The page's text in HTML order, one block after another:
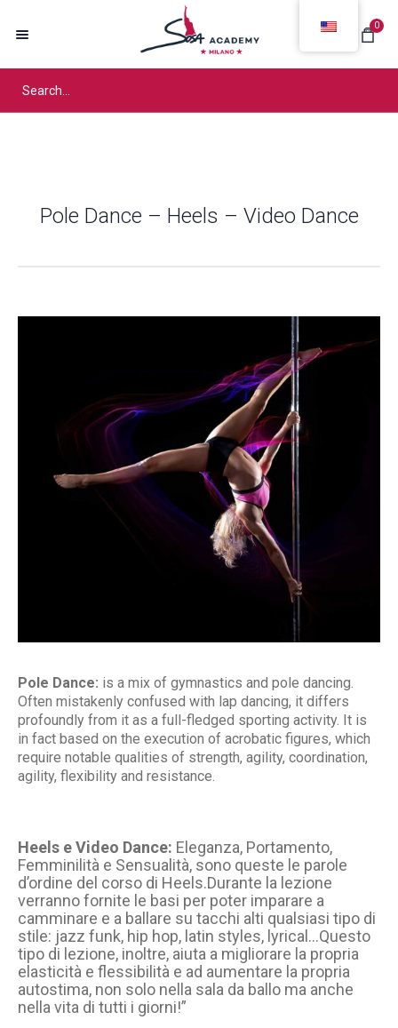
0
Pole Dance – Heels – Video Dance
Pole Dance: is a mix of gymnastics and pole dancing.
Often mistakenly confused with lap dancing, it differs
profoundly from it as a full-fledged sporting activity. It is
in fact based on the execution of acrobatic figures, which
require notable qualities of strength, agility, coordination,
agility, flexibility and resistance.
Heels e Video Dance: Eleganza, Portamento,
Femminilità e Sensualità, sono queste le parole
d’ordine del corso di Heels.Durante la lezione
verranno fornite le basi per poter imparare a
camminare e a ballare su tacchi alti qualsiasi tipo di
stile: jazz funk, hip hop, latin styles, lyrical…Questo
tipo di lezione, inoltre, aiuta a migliorare la propria
elasticità e flessibilità e ad aumentare la propria
autostima, non solo nella sala da ballo ma anche
nella vita di tutti i giorni!”